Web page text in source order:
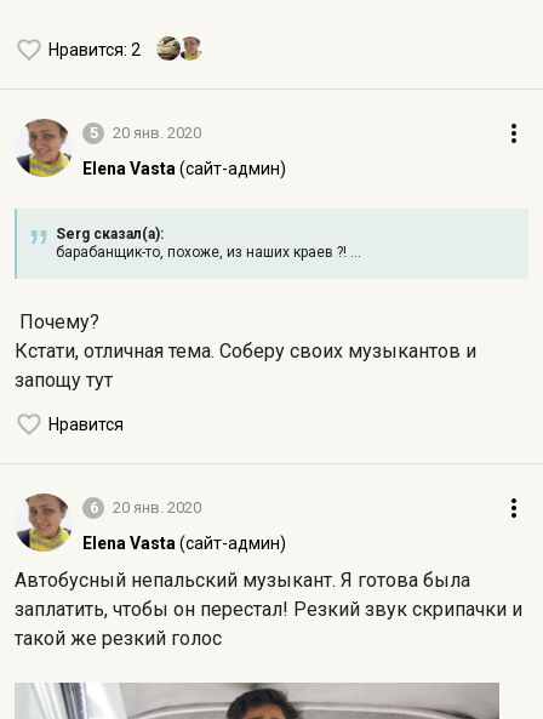
Нравится: 2
5 20 янв. 2020
Elena Vasta (сайт-админ)
Serg сказал(а):
барабанщик-то, похоже, из наших краев ?! ...
Почему?
Кстати, отличная тема. Соберу своих музыкантов и
запощу тут
Нравится
6 20 янв. 2020
Elena Vasta (сайт-админ)
Автобусный непальский музыкант. Я готова была
заплатить, чтобы он перестал! Резкий звук скрипачки и
такой же резкий голос